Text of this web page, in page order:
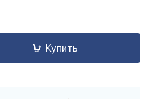
Купить